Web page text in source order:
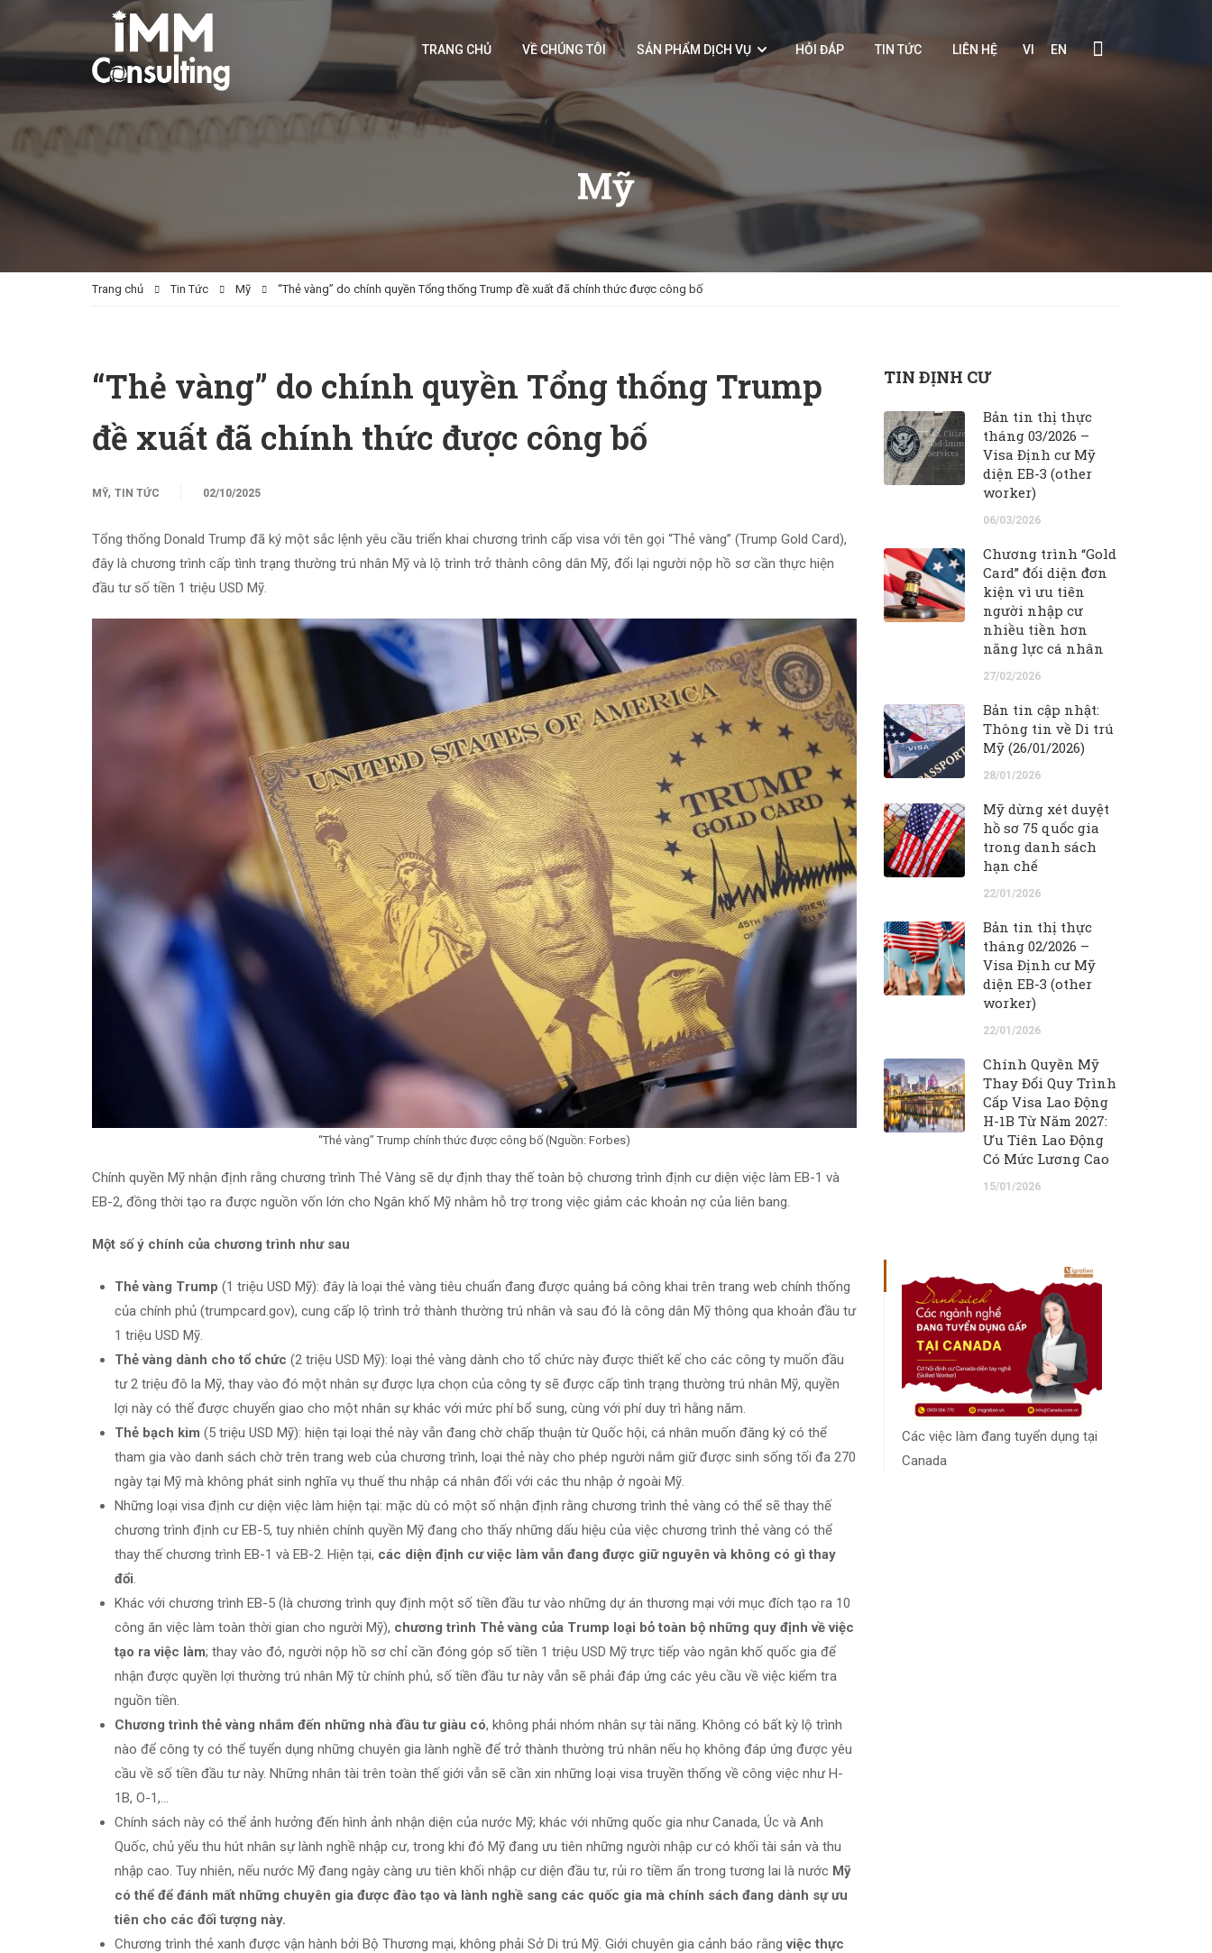
TRANG CHỦ VỀ CHÚNG TÔI SẢN PHẨM DỊCH VỤ HỎI ĐÁP TIN TỨC LIÊN HỆ VI EN
Mỹ
Trang chủ Tin Tức Mỹ “Thẻ vàng” do chính quyền Tổng thống Trump đề xuất đã chính thức được công bố
“Thẻ vàng” do chính quyền Tổng thống Trump
đề xuất đã chính thức được công bố
MỸ, TIN TỨC 02/10/2025
Tổng thống Donald Trump đã ký một sắc lệnh yêu cầu triển khai chương trình cấp visa với tên gọi “Thẻ vàng” (Trump Gold Card),
đây là chương trình cấp tình trạng thường trú nhân Mỹ và lộ trình trở thành công dân Mỹ, đổi lại người nộp hồ sơ cần thực hiện
đầu tư số tiền 1 triệu USD Mỹ.
“Thẻ vàng” Trump chính thức được công bố (Nguồn: Forbes)
Chính quyền Mỹ nhận định rằng chương trình Thẻ Vàng sẽ dự định thay thế toàn bộ chương trình định cư diện việc làm EB-1 và
EB-2, đồng thời tạo ra được nguồn vốn lớn cho Ngân khố Mỹ nhằm hỗ trợ trong việc giảm các khoản nợ của liên bang.
Một số ý chính của chương trình như sau
Thẻ vàng Trump (1 triệu USD Mỹ): đây là loại thẻ vàng tiêu chuẩn đang được quảng bá công khai trên trang web chính thống
của chính phủ (trumpcard.gov), cung cấp lộ trình trở thành thường trú nhân và sau đó là công dân Mỹ thông qua khoản đầu tư
1 triệu USD Mỹ.
Thẻ vàng dành cho tổ chức (2 triệu USD Mỹ): loại thẻ vàng dành cho tổ chức này được thiết kế cho các công ty muốn đầu
tư 2 triệu đô la Mỹ, thay vào đó một nhân sự được lựa chọn của công ty sẽ được cấp tình trạng thường trú nhân Mỹ, quyền
lợi này có thể được chuyển giao cho một nhân sự khác với mức phí bổ sung, cùng với phí duy trì hằng năm.
Thẻ bạch kim (5 triệu USD Mỹ): hiện tại loại thẻ này vẫn đang chờ chấp thuận từ Quốc hội, cá nhân muốn đăng ký có thể
tham gia vào danh sách chờ trên trang web của chương trình, loại thẻ này cho phép người nắm giữ được sinh sống tối đa 270
ngày tại Mỹ mà không phát sinh nghĩa vụ thuế thu nhập cá nhân đối với các thu nhập ở ngoài Mỹ.
Những loại visa định cư diện việc làm hiện tại: mặc dù có một số nhận định rằng chương trình thẻ vàng có thể sẽ thay thế
chương trình định cư EB-5, tuy nhiên chính quyền Mỹ đang cho thấy những dấu hiệu của việc chương trình thẻ vàng có thể
thay thế chương trình EB-1 và EB-2. Hiện tại, các diện định cư việc làm vẫn đang được giữ nguyên và không có gì thay
đổi.
Khác với chương trình EB-5 (là chương trình quy định một số tiền đầu tư vào những dự án thương mại với mục đích tạo ra 10
công ăn việc làm toàn thời gian cho người Mỹ), chương trình Thẻ vàng của Trump loại bỏ toàn bộ những quy định về việc
tạo ra việc làm; thay vào đó, người nộp hồ sơ chỉ cần đóng góp số tiền 1 triệu USD Mỹ trực tiếp vào ngân khố quốc gia để
nhận được quyền lợi thường trú nhân Mỹ từ chính phủ, số tiền đầu tư này vẫn sẽ phải đáp ứng các yêu cầu về việc kiểm tra
nguồn tiền.
Chương trình thẻ vàng nhắm đến những nhà đầu tư giàu có, không phải nhóm nhân sự tài năng. Không có bất kỳ lộ trình
nào để công ty có thể tuyển dụng những chuyên gia lành nghề để trở thành thường trú nhân nếu họ không đáp ứng được yêu
cầu về số tiền đầu tư này. Những nhân tài trên toàn thế giới vẫn sẽ cần xin những loại visa truyền thống về công việc như H-
1B, O-1,…
Chính sách này có thể ảnh hưởng đến hình ảnh nhận diện của nước Mỹ; khác với những quốc gia như Canada, Úc và Anh
Quốc, chủ yếu thu hút nhân sự lành nghề nhập cư, trong khi đó Mỹ đang ưu tiên những người nhập cư có khối tài sản và thu
nhập cao. Tuy nhiên, nếu nước Mỹ đang ngày càng ưu tiên khối nhập cư diện đầu tư, rủi ro tiềm ẩn trong tương lai là nước Mỹ
có thể để đánh mất những chuyên gia được đào tạo và lành nghề sang các quốc gia mà chính sách đang dành sự ưu
tiên cho các đối tượng này.
Chương trình thẻ xanh được vận hành bởi Bộ Thương mại, không phải Sở Di trú Mỹ. Giới chuyên gia cảnh báo rằngviệc thực
TIN ĐỊNH CƯ
Bản tin thị thực
tháng 03/2026 –
Visa Định cư Mỹ
diện EB-3 (other
worker)
06/03/2026
Chương trình “Gold
Card” đối diện đơn
kiện vì ưu tiên
người nhập cư
nhiều tiền hơn
năng lực cá nhân
27/02/2026
Bản tin cập nhật:
Thông tin về Di trú
Mỹ (26/01/2026)
28/01/2026
Mỹ dừng xét duyệt
hồ sơ 75 quốc gia
trong danh sách
hạn chế
22/01/2026
Bản tin thị thực
tháng 02/2026 –
Visa Định cư Mỹ
diện EB-3 (other
worker)
22/01/2026
Chính Quyền Mỹ
Thay Đổi Quy Trình
Cấp Visa Lao Động
H-1B Từ Năm 2027:
Ưu Tiên Lao Động
Có Mức Lương Cao
15/01/2026
Các việc làm đang tuyển dụng tại
Canada